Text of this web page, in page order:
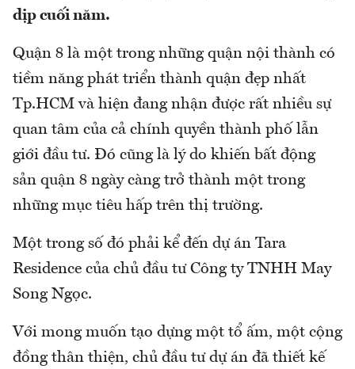
dịp cuối năm.
Quận 8 là một trong những quận nội thành có
tiềm năng phát triển thành quận đẹp nhất
Tp.HCM và hiện đang nhận được rất nhiều sự
quan tâm của cả chính quyền thành phố lẫn
giới đầu tư. Đó cũng là lý do khiến bất động
sản quận 8 ngày càng trở thành một trong
những mục tiêu hấp trên thị trường.
Một trong số đó phải kể đến dự án Tara
Residence của chủ đầu tư Công ty TNHH May
Song Ngọc.
Với mong muốn tạo dựng một tổ ấm, một cộng
đồng thân thiện, chủ đầu tư dự án đã thiết kế